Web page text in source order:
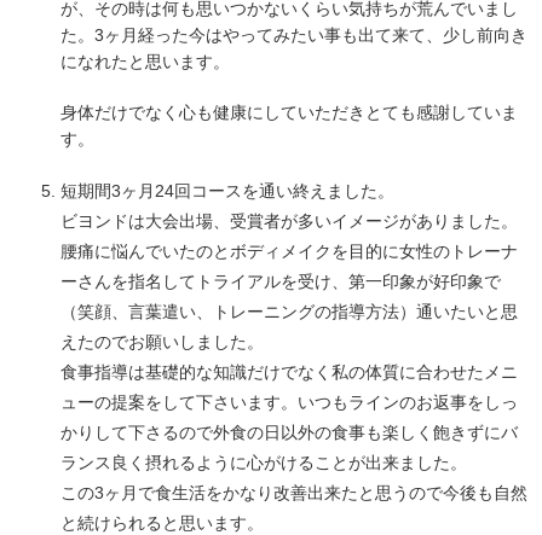
が、その時は何も思いつかないくらい気持ちが荒んでいまし
た。3ヶ月経った今はやってみたい事も出て来て、少し前向き
になれたと思います。
身体だけでなく心も健康にしていただきとても感謝していま
す。
短期間3ヶ月24回コースを通い終えました。
ビヨンドは大会出場、受賞者が多いイメージがありました。
腰痛に悩んでいたのとボディメイクを目的に女性のトレーナ
ーさんを指名してトライアルを受け、第一印象が好印象で
（笑顔、言葉遣い、トレーニングの指導方法）通いたいと思
えたのでお願いしました。
食事指導は基礎的な知識だけでなく私の体質に合わせたメニ
ューの提案をして下さいます。いつもラインのお返事をしっ
かりして下さるので外食の日以外の食事も楽しく飽きずにバ
ランス良く摂れるように心がけることが出来ました。
この3ヶ月で食生活をかなり改善出来たと思うので今後も自然
と続けられると思います。